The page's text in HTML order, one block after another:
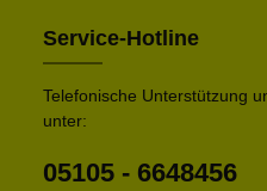
Service-Hotline
Telefonische Unterstützung
unter:
05105 - 6648456